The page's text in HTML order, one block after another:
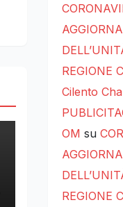
REGIONE
Cilento
OM su
REGIONE